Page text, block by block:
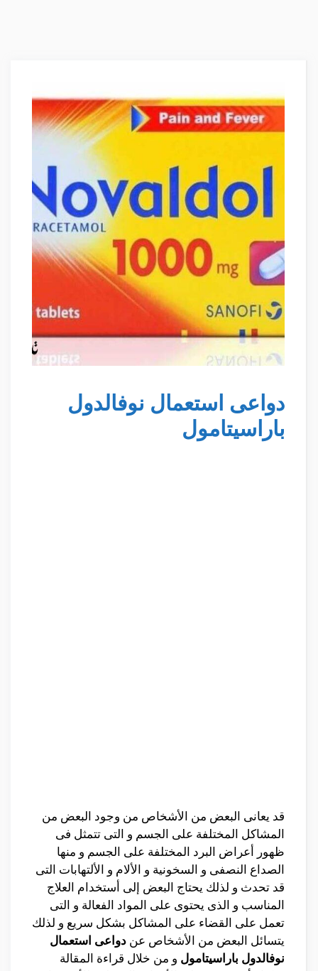
دواعى استعمال نوفالدول
باراسيتامول
قد يعانى البعض من الأشخاص من وجود البعض من
المشاكل المختلفة على الجسم و التى تتمثل فى
ظهور أعراض البرد المختلفة على الجسم و منها
الصداع النصفى و السخونية و الألام و الألتهابات التى
قد تحدث و لذلك يحتاج البعض إلى أستخدام العلاج
المناسب و الذى يحتوى على المواد الفعالة و التى
تعمل على القضاء على المشاكل بشكل سريع و لذلك
يتسائل البعض من الأشخاص عن دواعى استعمال
نوفالدول باراسيتامول و من خلال قراءة المقالة